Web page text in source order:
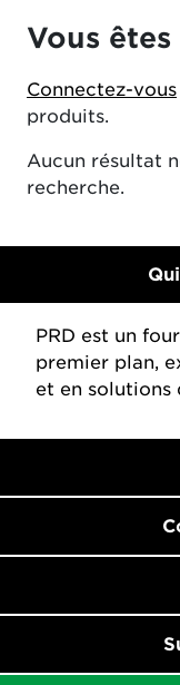
Vous
Connectez-vous
produits.
Aucun résultat
recherche.
PRD est un
premier plan,
et en solutions